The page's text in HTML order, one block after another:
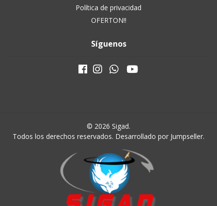
Política de privacidad
OFERTON!!
Síguenos
© 2026 Sigad.
Todos los derechos reservados. Desarrollado por Jumpseller.